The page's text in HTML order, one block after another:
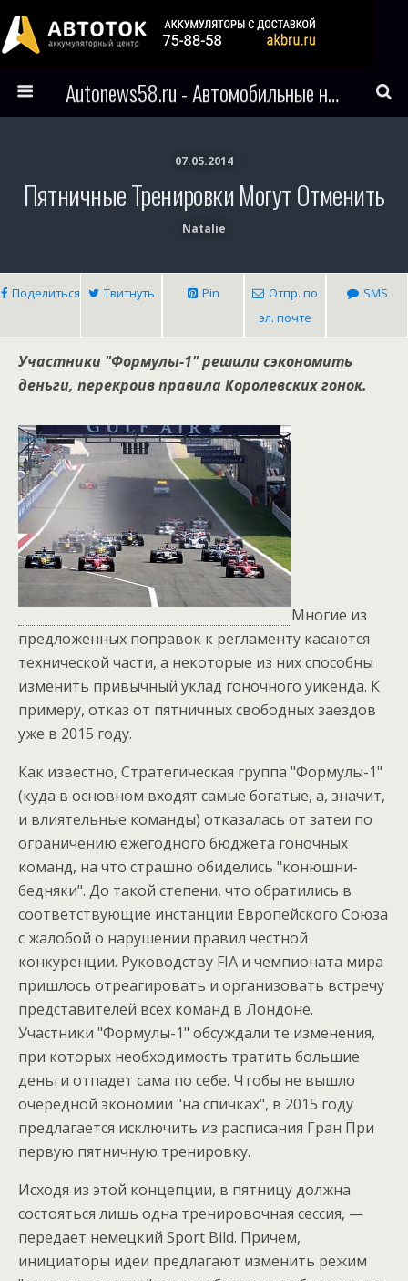
Autonews58.ru - Автомобильные новости Пензы и всего мира
07.05.2014
Пятничные Тренировки Могут Отменить
Natalie
Поделиться Твитнуть Pin
Отпр. по
эл. почте
SMS
Участники "Формулы-1" решили сэкономить
деньги, перекроив правила Королевских гонок.
Многие из
предложенных поправок к регламенту касаются
технической части, а некоторые из них способны
изменить привычный уклад гоночного уикенда. К
примеру, отказ от пятничных свободных заездов
уже в 2015 году.
Как известно, Стратегическая группа "Формулы-1"
(куда в основном входят самые богатые, а, значит,
и влиятельные команды) отказалась от затеи по
ограничению ежегодного бюджета гоночных
команд, на что страшно обиделись "конюшни-
бедняки". До такой степени, что обратились в
соответствующие инстанции Европейского Союза
с жалобой о нарушении правил честной
конкуренции. Руководству FIA и чемпионата мира
пришлось отреагировать и организовать встречу
представителей всех команд в Лондоне.
Участники "Формулы-1" обсуждали те изменения,
при которых необходимость тратить большие
деньги отпадет сама по себе. Чтобы не вышло
очередной экономии "на спичках", в 2015 году
предлагается исключить из расписания Гран При
первую пятничную тренировку.
Исходя из этой концепции, в пятницу должна
состояться лишь одна тренировочная сессия, —
передает немецкий Sport Bild. Причем,
инициаторы идеи предлагают изменить режим